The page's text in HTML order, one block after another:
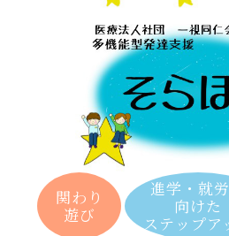
関わり
遊び
進学・就
向けた
ステップア